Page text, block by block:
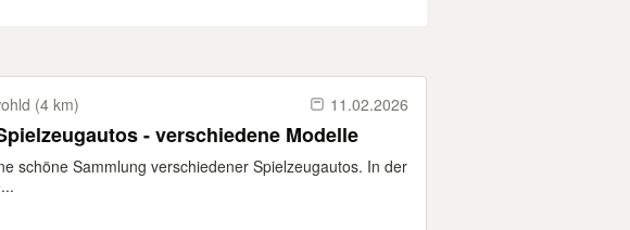
(4 km) 11.02.2026
- verschiedene Modelle
schöne Sammlung verschiedener Spielzeugautos. In der